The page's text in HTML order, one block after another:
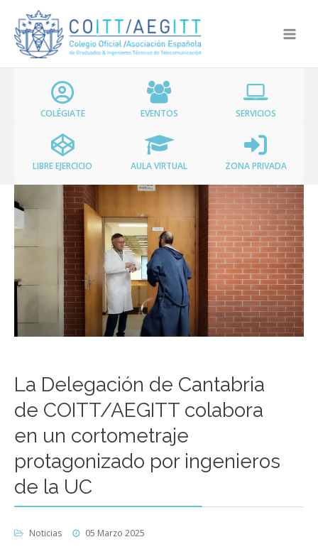
contenido
COLÉGIATE EVENTOS SERVICIOS
LIBRE EJERCICIO AULA VIRTUAL ZONA PRIVADA
La Delegación de Cantabria
de COITT/AEGITT colabora
en un cortometraje
protagonizado por ingenieros
de la UC
Noticias 05 Marzo 2025